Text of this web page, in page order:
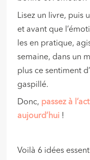
Lisez un livre, puis
et avant que
les en pratique,
semaine, dans un
plus ce sentiment
gaspillé.
Donc, passez à
aujourd’hui !
Voilà 6 idées